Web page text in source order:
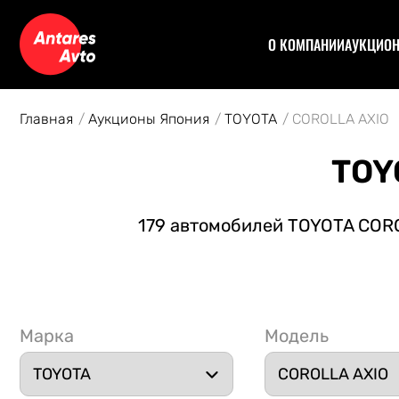
О КОМПАНИИ
Главная Аукционы Япония TOYOTA COROLLA AXIO
179 автомобилей TOYOTA
Марка Модель